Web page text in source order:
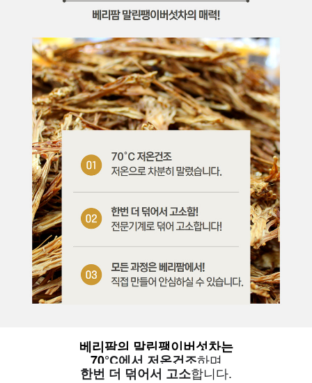
베리팜의 말린팽이버섯차는
70°C에서 저온건조하며
한번 더 덖어서 고소합니다.